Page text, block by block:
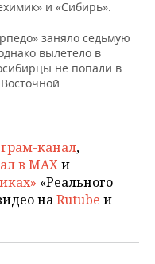
и «Сибирь».
заняло седьмую
вылетело в
не попали в
канал,
в MAXи
«Реального
наRutube и